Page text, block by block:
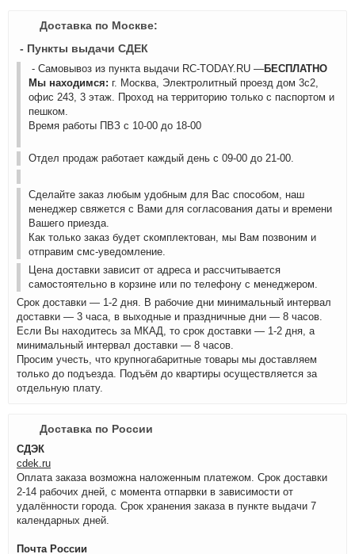
Доставка по Москве:
- Пункты выдачи СДЕК
- Самовывоз из пункта выдачи RC-TODAY.RU —БЕСПЛАТНО
Мы находимся: г. Москва, Электролитный проезд дом 3с2,
офис 243, 3 этаж. Проход на территорию только с паспортом и
пешком.
Время работы ПВЗ с 10-00 до 18-00
Отдел продаж работает каждый день с 09-00 до 21-00.
Сделайте заказ любым удобным для Вас способом, наш
менеджер свяжется с Вами для согласования даты и времени
Вашего приезда.
Как только заказ будет скомплектован, мы Вам позвоним и
отправим смс-уведомление.
Цена доставки зависит от адреса и рассчитывается
самостоятельно в корзине или по телефону с менеджером.
Срок доставки — 1-2 дня. В рабочие дни минимальный интервал
доставки — 3 часа, в выходные и праздничные дни — 8 часов.
Если Вы находитесь за МКАД, то срок доставки — 1-2 дня, а
минимальный интервал доставки — 8 часов.
Просим учесть, что крупногабаритные товары мы доставляем
только до подъезда. Подъём до квартиры осуществляется за
отдельную плату.
Доставка по России
СДЭК
cdek.ru
Оплата заказа возможна наложенным платежом. Срок доставки
2-14 рабочих дней, с момента отпарвки в зависимости от
удалённости города. Срок хранения заказа в пункте выдачи 7
календарных дней.
Почта России